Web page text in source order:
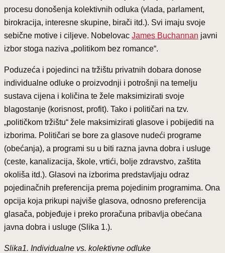
procesu donošenja kolektivnih odluka (vlada, parlament,
birokracija, interesne skupine, birači itd.). Svi imaju svoje
sebične motive i ciljeve. Nobelovac James Buchannan javni
izbor stoga naziva „politikom bez romance“.
Poduzeća i pojedinci na tržištu privatnih dobara donose
individualne odluke o proizvodnji i potrošnji na temelju
sustava cijena i količina te žele maksimizirati svoje
blagostanje (korisnost, profit). Tako i političari na tzv.
„političkom tržištu“ žele maksimizirati glasove i pobijediti na
izborima. Političari se bore za glasove nudeći programe
(obećanja), a programi su u biti razna javna dobra i usluge
(ceste, kanalizacija, škole, vrtići, bolje zdravstvo, zaštita
okoliša itd.). Glasovi na izborima predstavljaju odraz
pojedinačnih preferencija prema pojedinim programima. Ona
opcija koja prikupi najviše glasova, odnosno preferencija
glasača, pobjeđuje i preko proračuna pribavlja obećana
javna dobra i usluge (Slika 1.).
Slika1. Individualne vs. kolektivne odluke